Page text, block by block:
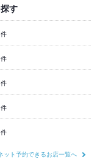
す
件
件
件
件
件
ット予約できるお店一覧へ